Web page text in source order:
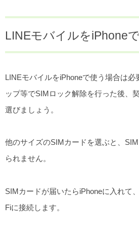
LINEモバイルをiPhone
LINEモバイルをiPhoneで使う場合は必
ップ等でSIMロック解除を行った後、
選びましょう。
他のサイズのSIMカードを選ぶと、
られません。
SIMカードが届いたらiPhoneに入れて
Fiに接続します。